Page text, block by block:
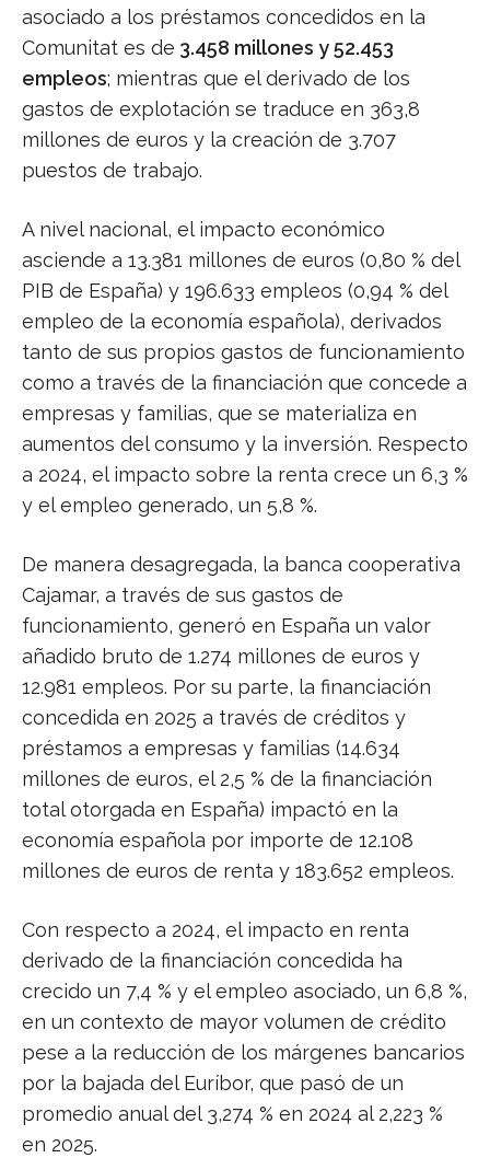
asociado a los préstamos concedidos en la
Comunitat es de 3.458 millones y 52.453
empleos; mientras que el derivado de los
gastos de explotación se traduce en 363,8
millones de euros y la creación de 3.707
puestos de trabajo.
A nivel nacional, el impacto económico
asciende a 13.381 millones de euros (0,80 % del
PIB de España) y 196.633 empleos (0,94 % del
empleo de la economía española), derivados
tanto de sus propios gastos de funcionamiento
como a través de la financiación que concede a
empresas y familias, que se materializa en
aumentos del consumo y la inversión. Respecto
a 2024, el impacto sobre la renta crece un 6,3 %
y el empleo generado, un 5,8 %.
De manera desagregada, la banca cooperativa
Cajamar, a través de sus gastos de
funcionamiento, generó en España un valor
añadido bruto de 1.274 millones de euros y
12.981 empleos. Por su parte, la financiación
concedida en 2025 a través de créditos y
préstamos a empresas y familias (14.634
millones de euros, el 2,5 % de la financiación
total otorgada en España) impactó en la
economía española por importe de 12.108
millones de euros de renta y 183.652 empleos.
Con respecto a 2024, el impacto en renta
derivado de la financiación concedida ha
crecido un 7,4 % y el empleo asociado, un 6,8 %,
en un contexto de mayor volumen de crédito
pese a la reducción de los márgenes bancarios
por la bajada del Euríbor, que pasó de un
promedio anual del 3,274 % en 2024 al 2,223 %
en 2025.